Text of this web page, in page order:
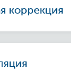
коррекция